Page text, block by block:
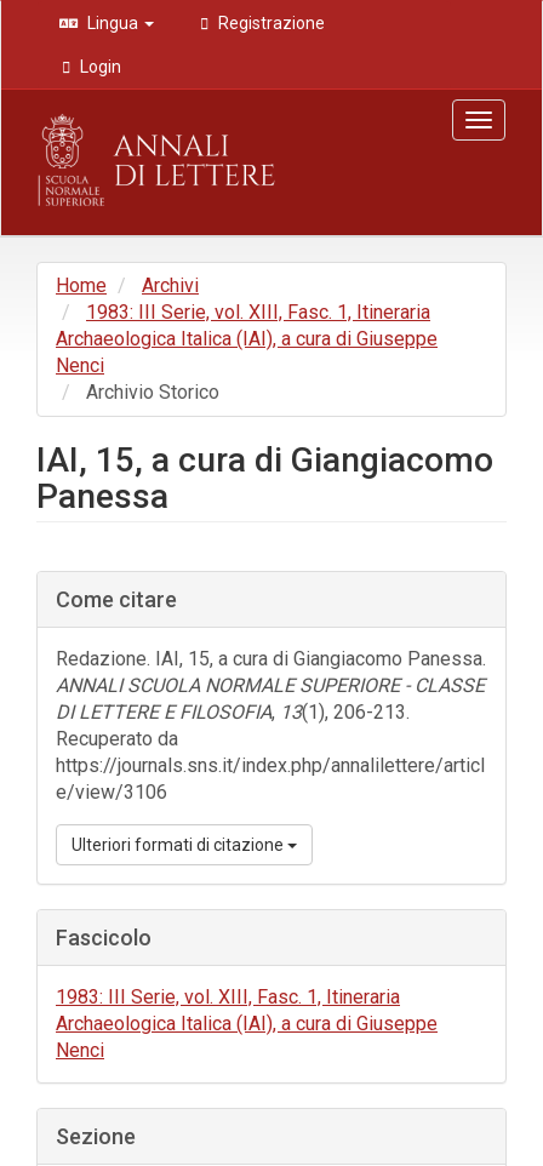
Navigazione
principale
Contenuto
principale
Barra
laterale
Lingua Registrazione
Login
Toggle
Home
Archivi
1983: III Serie, vol. XIII, Fasc. 1, Itineraria
Archaeologica Italica (IAI), a cura di Giuseppe
Nenci
Archivio Storico
IAI, 15, a cura di Giangiacomo
Panessa
Barra
laterale
dell'articolo
Come citare
Redazione. IAI, 15, a cura di Giangiacomo Panessa.
ANNALI SCUOLA NORMALE SUPERIORE - CLASSE
DI LETTERE E FILOSOFIA, 13(1), 206-213.
Recuperato da
https://journals.sns.it/index.php/annalilettere/articl
e/view/3106
Ulteriori formati di citazione
Fascicolo
1983: III Serie, vol. XIII, Fasc. 1, Itineraria
Archaeologica Italica (IAI), a cura di Giuseppe
Nenci
Sezione